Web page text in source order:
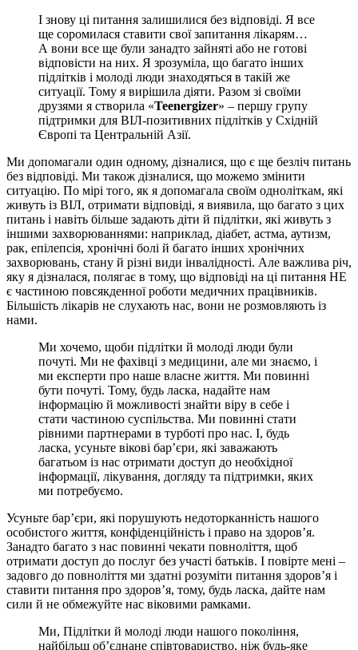
І знову ці питання залишилися без відповіді. Я все
ще соромилася ставити свої запитання лікарям…
А вони все ще були занадто зайняті або не готові
відповісти на них. Я зрозуміла, що багато інших
підлітків і молоді люди знаходяться в такій же
ситуації. Тому я вирішила діяти. Разом зі своїми
друзями я створила «Teenergizer» – першу групу
підтримки для ВІЛ-позитивних підлітків у Східній
Європі та Центральній Азії.
Ми допомагали один одному, дізналися, що є ще безліч питань
без відповіді. Ми також дізналися, що можемо змінити
ситуацію. По мірі того, як я допомагала своїм одноліткам, які
живуть із ВІЛ, отримати відповіді, я виявила, що багато з цих
питань і навіть більше задають діти й підлітки, які живуть з
іншими захворюваннями: наприклад, діабет, астма, аутизм,
рак, епілепсія, хронічні болі й багато інших хронічних
захворювань, стану й різні види інвалідності. Але важлива річ,
яку я дізналася, полягає в тому, що відповіді на ці питання НЕ
є частиною повсякденної роботи медичних працівників.
Більшість лікарів не слухають нас, вони не розмовляють із
нами.
Ми хочемо, щоби підлітки й молоді люди були
почуті. Ми не фахівці з медицини, але ми знаємо, і
ми експерти про наше власне життя. Ми повинні
бути почуті. Тому, будь ласка, надайте нам
інформацію й можливості знайти віру в себе і
стати частиною суспільства. Ми повинні стати
рівними партнерами в турботі про нас. І, будь
ласка, усуньте вікові бар’єри, які заважають
багатьом із нас отримати доступ до необхідної
інформації, лікування, догляду та підтримки, яких
ми потребуємо.
Усуньте бар’єри, які порушують недоторканність нашого
особистого життя, конфіденційність і право на здоров’я.
Занадто багато з нас повинні чекати повноліття, щоб
отримати доступ до послуг без участі батьків. І повірте мені –
задовго до повноліття ми здатні розуміти питання здоров’я і
ставити питання про здоров’я, тому, будь ласка, дайте нам
сили й не обмежуйте нас віковими рамками.
Ми, Підлітки й молоді люди нашого покоління,
найбільш об’єднане співтовариство, ніж будь-яке